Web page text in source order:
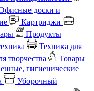
доски и
Картриджи
Продукты
Техника для
творчества
Товары
гигиенические
Уборочный